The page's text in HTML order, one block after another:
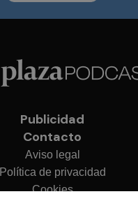
Publicidad
Contacto
Aviso legal
Política de privacidad
Cookies